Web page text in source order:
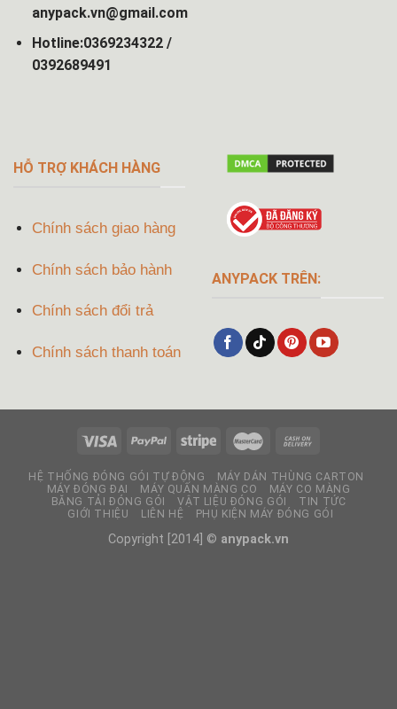
anypack.vn@gmail.com
Hotline:0369234322 /
0392689491
HỖ TRỢ KHÁCH HÀNG
Chính sách giao hàng
Chính sách bảo hành
Chính sách đổi trả
Chính sách thanh toán
ANYPACK TRÊN:
HỆ THỐNG ĐÓNG GÓI TỰ ĐỘNG
MÁY DÁN THÙNG CARTON
MÁY ĐÓNG ĐAI
MÁY QUẤN MÀNG CO
MÁY CO MÀNG
BĂNG TẢI ĐÓNG GÓI
VẬT LIỆU ĐÓNG GÓI
TIN TỨC
GIỚI THIỆU
LIÊN HỆ PHỤ KIỆN MÁY ĐÓNG GÓI
Copyright [2014] © anypack.vn